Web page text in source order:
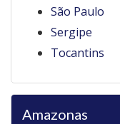
São Paulo
Sergipe
Tocantins
Amazonas